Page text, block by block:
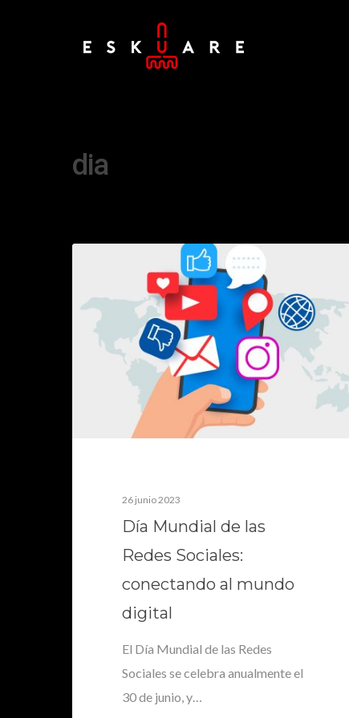
dia
26 junio 2023
Día Mundial de las
Redes Sociales:
conectando al mundo
digital
El Día Mundial de las Redes
Sociales se celebra anualmente el
30 de junio, y…